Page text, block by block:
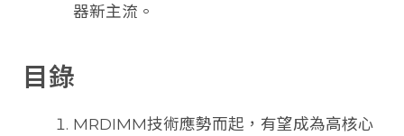
器新主流。
目錄
MRDIMM技術應勢而起，有望成為高核心